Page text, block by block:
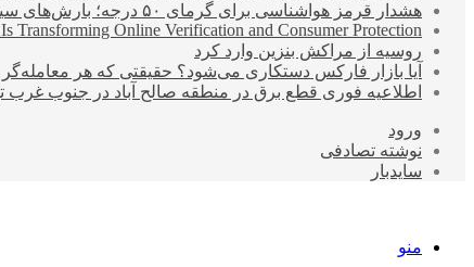
هشدار قرمز هواشناسی برای گرمای ۵۰ درجه؛ بارش‌های سیل‌آسا در ۳ استان
Transforming Online Verification and Consumer Protection
روسیه از مراکش بنزین وارد کرد
آیا بازار فارکس دستکاری می‌شود؟ حقیقتی که هر معامله‌گر
اطلاعیه فوری قطع برق در منطقه صالح آباد در جنوب غرب
ورود
نوشته تصادفی
سایدبار
منو